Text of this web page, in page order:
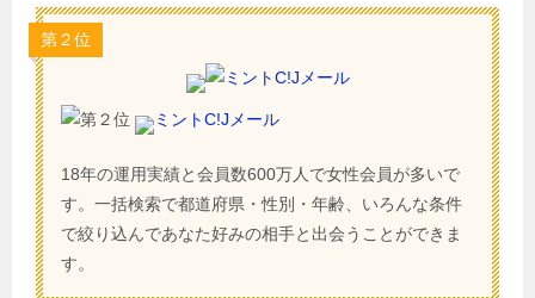
第２位
ミントC!Jメール
18年の運用実績と会員数600万人で女性会員が多いで
す。一括検索で都道府県・性別・年齢、いろんな条件
で絞り込んであなた好みの相手と出会うことができま
す。